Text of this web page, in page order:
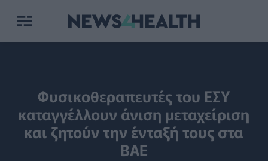
Φυσικοθεραπευτές του ΕΣΥ
καταγγέλλουν άνιση μεταχείριση
και ζητούν την ένταξή τους στα
ΒΑΕ